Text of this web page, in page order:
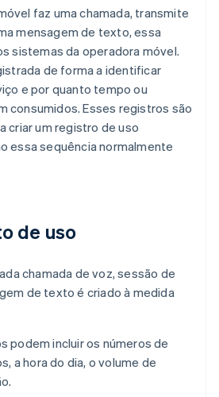
faz uma chamada, transmite
mensagem de texto, essa
sistemas da operadora móvel.
de forma a identificar
e por quanto tempo ou
consumidos. Esses registros são
criar um registro de uso
essa sequência normalmente
de uso
chamada de voz, sessão de
de texto é criado à medida
podem incluir os números de
a hora do dia, o volume de